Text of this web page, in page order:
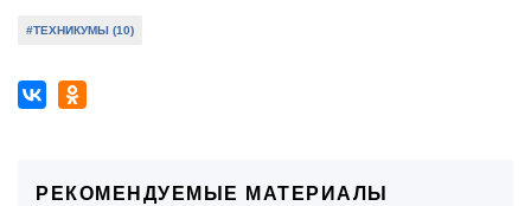
#ТЕХНИКУМЫ (10)
РЕКОМЕНДУЕМЫЕ МАТЕРИАЛЫ